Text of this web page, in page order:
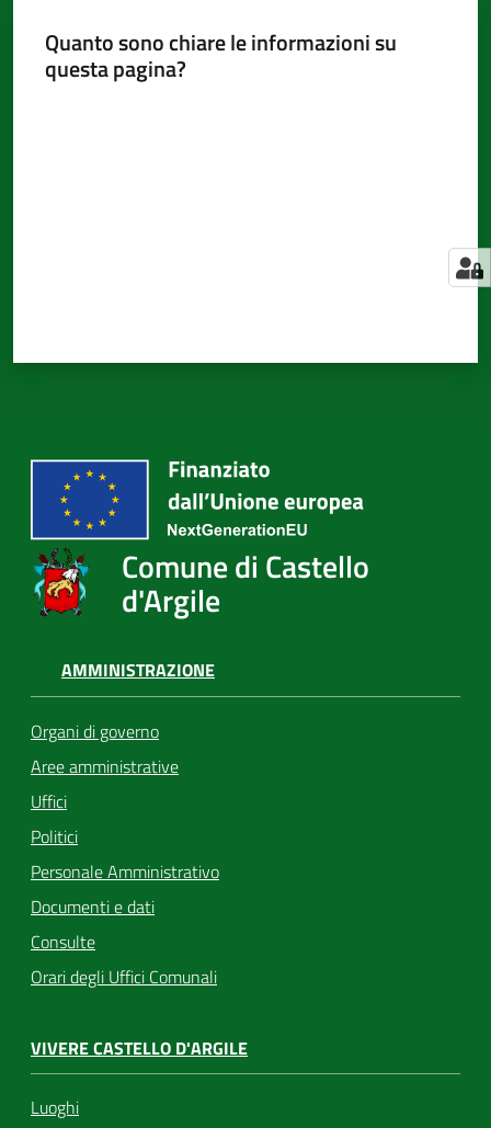
Quanto sono chiare le informazioni su
questa pagina?
Comune di Castello
d'Argile
AMMINISTRAZIONE
Organi di governo
Aree amministrative
Uffici
Politici
Personale Amministrativo
Documenti e dati
Consulte
Orari degli Uffici Comunali
VIVERE CASTELLO D'ARGILE
Luoghi